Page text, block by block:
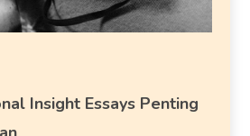
Insight Essays Penting